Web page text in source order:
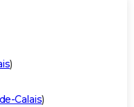
)
Calais)